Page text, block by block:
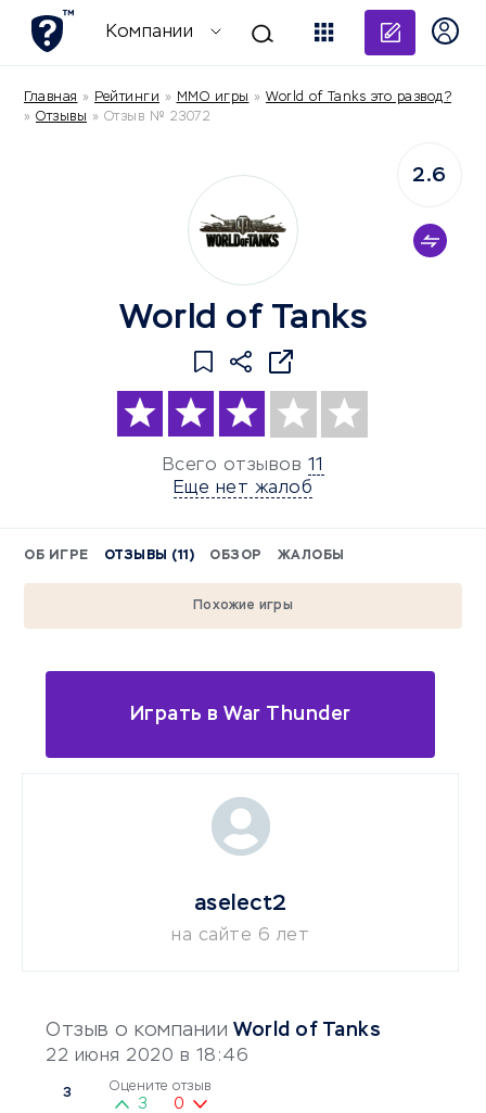
Компании
Главная » Рейтинги » MMO игры » World of Tanks это развод?
» Отзывы » Отзыв № 23072
World of Tanks
Всего отзывов 11
Еще нет жалоб
2.6
ОБ ИГРЕ ОТЗЫВЫ (11) ОБЗОР ЖАЛОБЫ
Похожие игры
Играть в War Thunder
Отзыв о компании World of Tanks
22 июня 2020 в 18:46
3 Оцените отзыв
3 0
aselect2
на сайте 6 лет